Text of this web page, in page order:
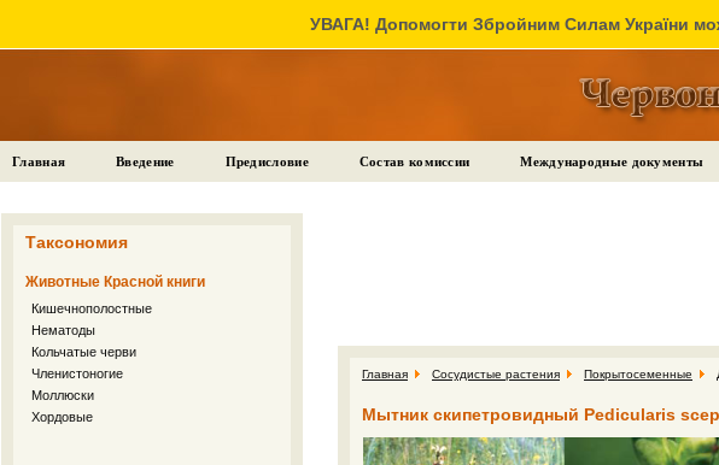
УВАГА! Допомогти Збройним Силам України
Главная Введение Предисловие Состав комиссии Международные документы
Таксономия
Животные Красной книги
Кишечнополостные
Нематоды
Кольчатые черви
Членистоногие
Моллюски
Хордовые
Главная Сосудистые растения Покрытосеменные
Мытник скипетровидный Pedicularis